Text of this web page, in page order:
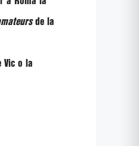
de la
Vic o la